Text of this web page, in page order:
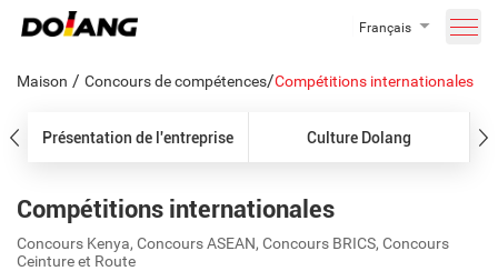
Français
Maison / Concours de compétences/Compétitions internationales
Présentation de l'entreprise Culture Dolang
Compétitions internationales
Concours Kenya, Concours ASEAN, Concours BRICS, Concours
Ceinture et Route